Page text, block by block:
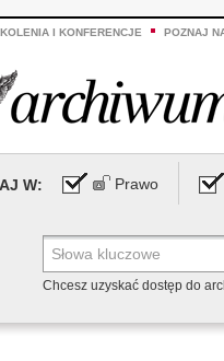
I KONFERENCJE POZNAJ
W: Prawo
Chcesz uzyskać dostęp do